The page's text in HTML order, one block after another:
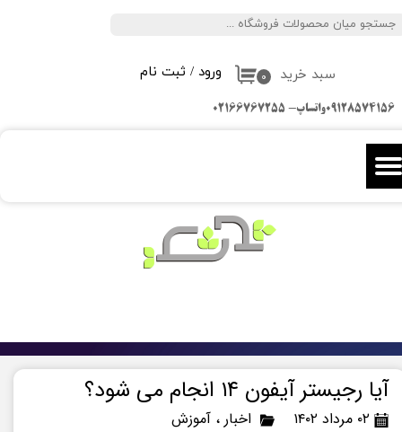
ورود / ثبت نام
تغییر گذر واژه
سفارشات
خروج از حساب کاربری
۰ سبد خرید
آیا رجیستر آیفون ۱۴ انجام می شود؟
۰۲ مرداد ۱۴۰۲ اخبار ، آموزش